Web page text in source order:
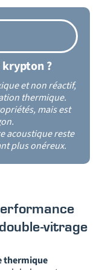
?
et non réactif,
thermique.
mais est
acoustique reste
plus onéreux.
vitrage
thermique